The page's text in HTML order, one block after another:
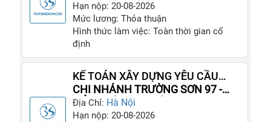
Hạn nộp: 20-08-2026
Mức lương: Thỏa thuận
Hình thức làm việc: Toàn thời gian cố
định
KẾ TOÁN XÂY DỰNG YÊU CẦU
NAM
CHI NHÁNH TRƯỜNG SƠN 97 -
TỔNG CÔNG TY XÂY DỰNG
TRƯỜNG SƠN
Địa Chỉ: Hà Nội
Hạn nộp: 20-08-2026